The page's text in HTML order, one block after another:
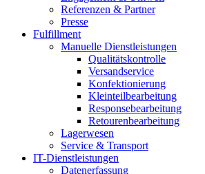
Referenzen & Partner
Presse
Fulfillment
Manuelle Dienstleistungen
Qualitätskontrolle
Versandservice
Konfektionierung
Kleinteilbearbeitung
Responsebearbeitung
Retourenbearbeitung
Lagerwesen
Service & Transport
IT-Dienstleistungen
Datenerfassung